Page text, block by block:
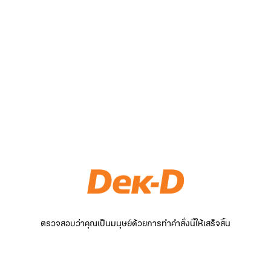
ตรวจสอบว่าคุณเป็นมนุษย์ด้วยการทำคำสั่งนี้ให้เสร็จสิ้น